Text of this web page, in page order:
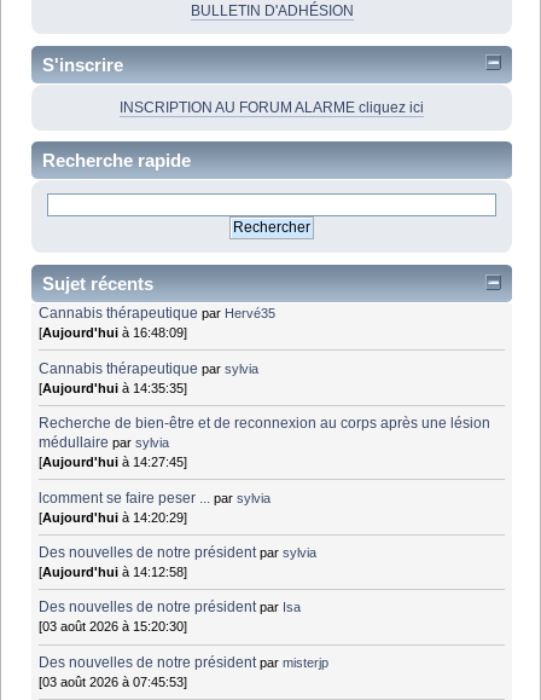
BULLETIN D'ADHÉSION
S'inscrire
INSCRIPTION AU FORUM ALARME cliquez ici
Recherche rapide
Sujet récents
Cannabis thérapeutique par Hervé35
[Aujourd'hui à 16:48:09]
Cannabis thérapeutique parsylvia
[Aujourd'hui à 14:35:35]
Recherche de bien-être et de reconnexion au corps après une lésion
médullaire parsylvia
[Aujourd'hui à 14:27:45]
lcomment se faire peser ... parsylvia
[Aujourd'hui à 14:20:29]
Des nouvelles de notre président parsylvia
[Aujourd'hui à 14:12:58]
Des nouvelles de notre président par Isa
[03 août 2026 à 15:20:30]
Des nouvelles de notre président parmisterjp
[03 août 2026 à 07:45:53]